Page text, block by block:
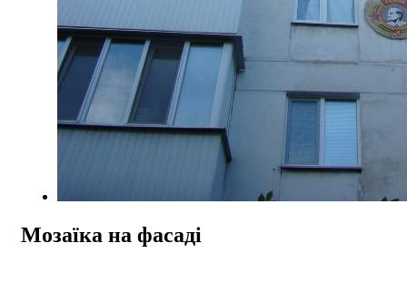
Мозаїка на фасаді